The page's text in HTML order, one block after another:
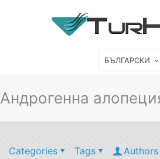
БЪЛГАРСКИ
Андрогенна
Categories Tags Authors